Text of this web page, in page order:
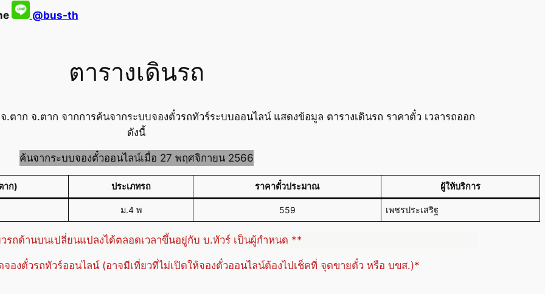
@bus-th
ตารางเดินรถ
ตาก จ.ตาก จากการค้นจากระบบจองตั๋วรถทัวร์ระบบออนไลน์ แสดงข้อมูล ตารางเดินรถ ราคาตั๋ว เวลารถออก
ดังนี้
ค้นจากระบบจองตั๋วออนไลน์เมื่อ 27 พฤศจิกายน 2566
าก) ประเภทรถ ราคาตั๋วประมาณ ผู้ให้บริการ
ม.4 พ 559 เพชรประเสริฐ
รถด้านบนเปลี่ยนแปลงได้ตลอดเวลาขึ้นอยู่กับ บ.ทัวร์ เป็นผู้กำหนด **
จองตั๋วรถทัวร์ออนไลน์ (อาจมีเที่ยวที่ไม่เปิดให้จองตั๋วออนไลน์ต้องไปเช็คที่ จุดขายตั๋ว หรือ บขส.)*